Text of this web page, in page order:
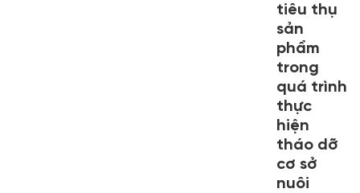
tiêu thụ
sản
phẩm
trong
quá trình
thực
hiện
tháo dỡ
cơ sở
nuôi